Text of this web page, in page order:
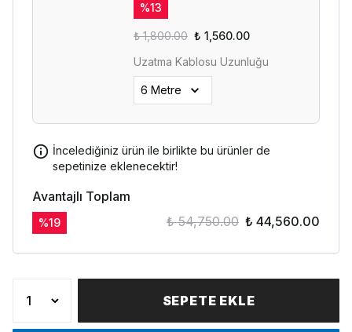
%13
₺ 1,800.00 ₺ 1,560.00
Uzatma Kablosu Uzunluğu
İncelediğiniz ürün ile birlikte bu ürünler de
sepetinize eklenecektir!
Avantajlı Toplam
%19 ₺ 54,750.00 ₺ 44,560.00
SEPETE EKLE